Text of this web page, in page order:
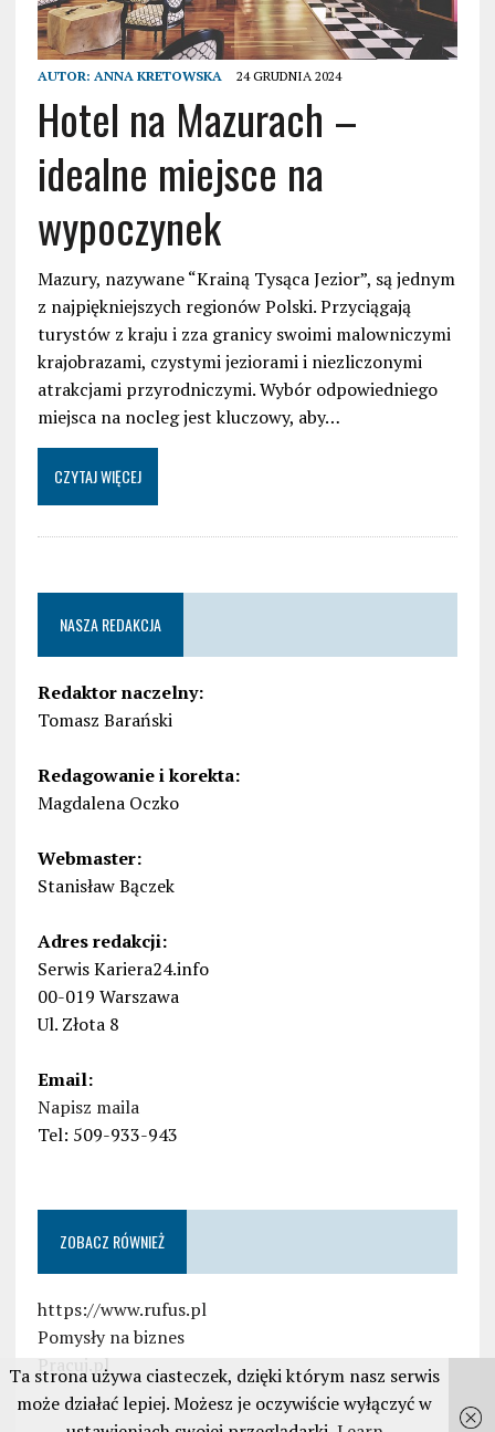
AUTOR: ANNA KRETOWSKA 24 GRUDNIA 2024
Hotel na Mazurach –
idealne miejsce na
wypoczynek
Mazury, nazywane “Krainą Tysąca Jezior”, są jednym
z najpiękniejszych regionów Polski. Przyciągają
turystów z kraju i zza granicy swoimi malowniczymi
krajobrazami, czystymi jeziorami i niezliczonymi
atrakcjami przyrodniczymi. Wybór odpowiedniego
miejsca na nocleg jest kluczowy, aby…
CZYTAJ WIĘCEJ
NASZA REDAKCJA
Redaktor naczelny:
Tomasz Barański
Redagowanie i korekta:
Magdalena Oczko
Webmaster:
Stanisław Bączek
Adres redakcji:
Serwis Kariera24.info
00-019 Warszawa
Ul. Złota 8
Email:
Napisz maila
Tel: 509-933-943
ZOBACZ RÓWNIEŻ
https://www.rufus.pl
Pomysły na biznes
Pracuj.pl
Ta strona używa ciasteczek, dzięki którym nasz serwis
może działać lepiej. Możesz je oczywiście wyłączyć w